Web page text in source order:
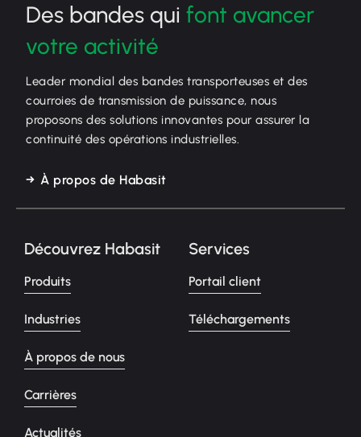
Des bandes qui font avancer
votre activité
Leader mondial des bandes transporteuses et des
courroies de transmission de puissance, nous
proposons des solutions innovantes pour assurer la
continuité des opérations industrielles.
À propos de Habasit
Découvrez Habasit
Produits
Industries
À propos de nous
Carrières
Actualités
Services
Portail client
Téléchargements